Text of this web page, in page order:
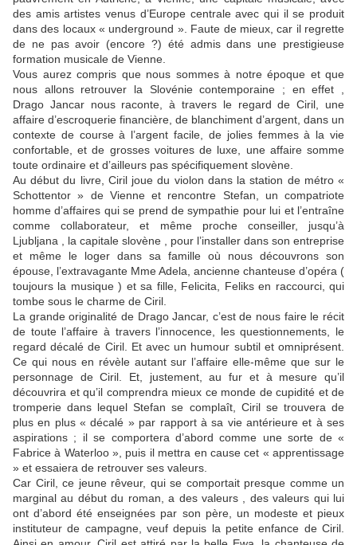
des amis artistes venus d’Europe centrale avec qui il se produit
dans des locaux « underground ». Faute de mieux, car il regrette
de ne pas avoir (encore ?) été admis dans une prestigieuse
formation musicale de Vienne.
Vous aurez compris que nous sommes à notre époque et que
nous allons retrouver la Slovénie contemporaine ; en effet ,
Drago Jancar nous raconte, à travers le regard de Ciril, une
affaire d’escroquerie financière, de blanchiment d’argent, dans un
contexte de course à l’argent facile, de jolies femmes à la vie
confortable, et de grosses voitures de luxe, une affaire somme
toute ordinaire et d’ailleurs pas spécifiquement slovène.
Au début du livre, Ciril joue du violon dans la station de métro «
Schottentor » de Vienne et rencontre Stefan, un compatriote
homme d’affaires qui se prend de sympathie pour lui et l’entraîne
comme collaborateur, et même proche conseiller, jusqu’à
Ljubljana , la capitale slovène , pour l’installer dans son entreprise
et même le loger dans sa famille où nous découvrons son
épouse, l’extravagante Mme Adela, ancienne chanteuse d’opéra (
toujours la musique ) et sa fille, Felicita, Feliks en raccourci, qui
tombe sous le charme de Ciril.
La grande originalité de Drago Jancar, c’est de nous faire le récit
de toute l’affaire à travers l’innocence, les questionnements, le
regard décalé de Ciril. Et avec un humour subtil et omniprésent.
Ce qui nous en révèle autant sur l’affaire elle-même que sur le
personnage de Ciril. Et, justement, au fur et à mesure qu’il
découvrira et qu’il comprendra mieux ce monde de cupidité et de
tromperie dans lequel Stefan se complaît, Ciril se trouvera de
plus en plus « décalé » par rapport à sa vie antérieure et à ses
aspirations ; il se comportera d’abord comme une sorte de «
Fabrice à Waterloo », puis il mettra en cause cet « apprentissage
» et essaiera de retrouver ses valeurs.
Car Ciril, ce jeune rêveur, qui se comportait presque comme un
marginal au début du roman, a des valeurs , des valeurs qui lui
ont d’abord été enseignées par son père, un modeste et pieux
instituteur de campagne, veuf depuis la petite enfance de Ciril.